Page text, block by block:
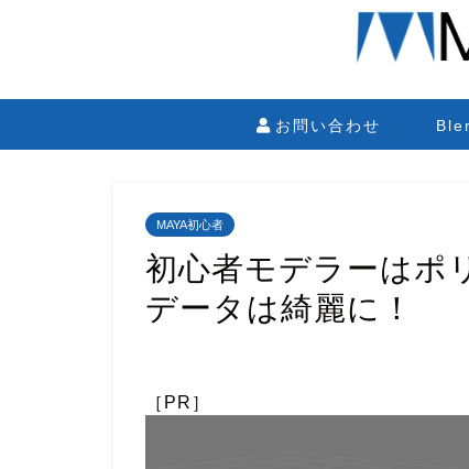
お問い合わせ
MAYA初心者
初心者モデラーはポ
データは綺麗に！
［PR］